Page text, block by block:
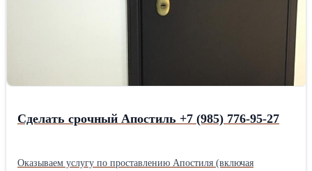
Сделать срочный Апостиль +7 (985) 776-95-27
Оказываем услугу по проставлению Апостиля (включая